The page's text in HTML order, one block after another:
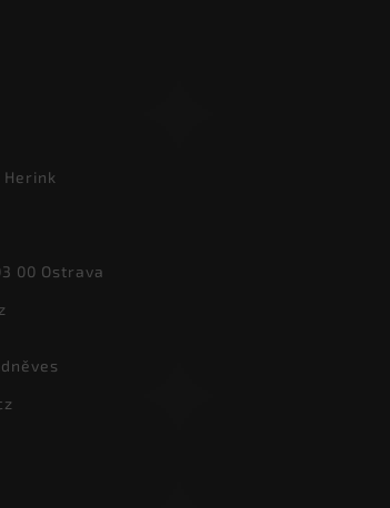
00 Ostrava